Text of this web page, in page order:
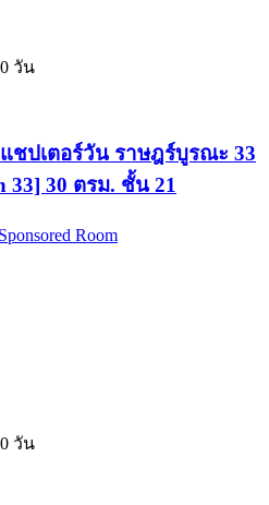
วัน
ชปเตอร์วัน ราษฎร์บูรณะ 33
33] 30 ตรม. ชั้น 21
Sponsored Room
วัน